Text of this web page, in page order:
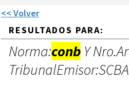
<< Volver
RESULTADOS PARA:
Norma:conb Y